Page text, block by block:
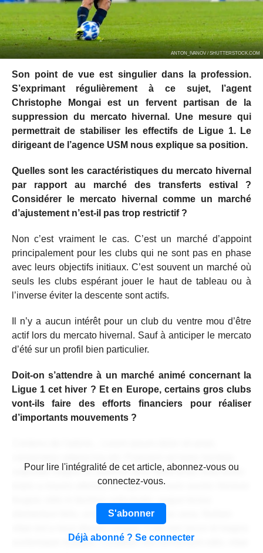
ANTON_IVANOV / SHUTTERSTOCK.COM
Son point de vue est singulier dans la profession.
S’exprimant régulièrement à ce sujet, l’agent
Christophe Mongai est un fervent partisan de la
suppression du mercato hivernal. Une mesure qui
permettrait de stabiliser les effectifs de Ligue 1. Le
dirigeant de l’agence USM nous explique sa position.
Quelles sont les caractéristiques du mercato hivernal
par rapport au marché des transferts estival ?
Considérer le mercato hivernal comme un marché
d’ajustement n’est-il pas trop restrictif ?
Non c’est vraiment le cas. C’est un marché d’appoint
principalement pour les clubs qui ne sont pas en phase
avec leurs objectifs initiaux. C’est souvent un marché où
seuls les clubs espérant jouer le haut de tableau ou à
l’inverse éviter la descente sont actifs.
Il n’y a aucun intérêt pour un club du ventre mou d’être
actif lors du mercato hivernal. Sauf à anticiper le mercato
d’été sur un profil bien particulier.
Doit-on s’attendre à un marché animé concernant la
Ligue 1 cet hiver ? Et en Europe, certains gros clubs
vont-ils faire des efforts financiers pour réaliser
d’importants mouvements ?
vulputate magna at, pulvinar arcu. Maecenas sollicitudin
turpis a mauris ultrices, ac dignissim nunc auctor. Aenean
elementum felis, ut lacinia nulla urna ac urna. Nullam
scelerisque sodales. Curabitur non fermentum odio, vitae
CONTENU RÉSERVÉ AUX
ABONNÉS
Pour lire l'intégralité de cet article, abonnez-vous ou
connectez-vous.
S'abonner
Déjà abonné ? Se connecter